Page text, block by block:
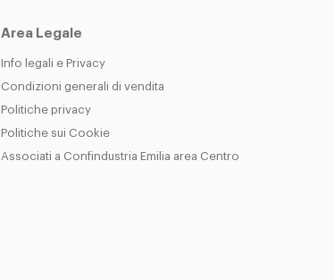
Area Legale
Info legali e Privacy
Condizioni generali di vendita
Politiche privacy
Politiche sui Cookie
Associati a Confindustria Emilia area Centro